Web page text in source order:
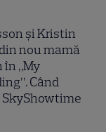
și Kristin
nou mamă
în „My
Când